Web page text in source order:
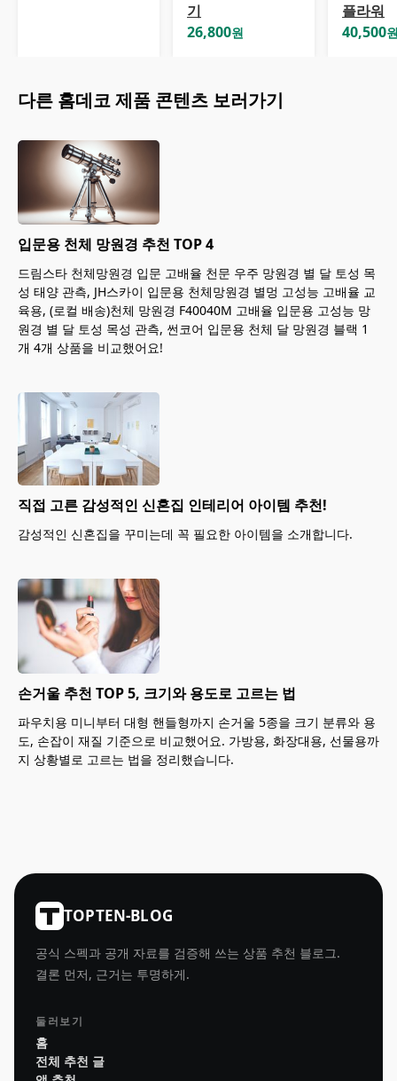
기
26,800원
플라워
40,500
다른 홈데코제품 콘텐츠 보러가기
입문용 천체 망원경 추천 TOP 4
드림스타 천체망원경 입문 고배율 천문 우주 망원경 별 달 토성 목
성 태양 관측, JH스카이 입문용 천체망원경 별멍 고성능 고배율 교
육용, (로컬 배송)천체 망원경 F40040M 고배율 입문용 고성능 망
원경 별 달 토성 목성 관측, 썬코어 입문용 천체 달 망원경 블랙 1
개 4개 상품을 비교했어요!
직접 고른 감성적인 신혼집 인테리어 아이템 추천!
감성적인 신혼집을 꾸미는데 꼭 필요한 아이템을 소개합니다.
손거울 추천 TOP 5, 크기와 용도로 고르는 법
파우치용 미니부터 대형 핸들형까지 손거울 5종을 크기 분류와 용
도, 손잡이 재질 기준으로 비교했어요. 가방용, 화장대용, 선물용까
지 상황별로 고르는 법을 정리했습니다.
TOPTEN-BLOG
공식 스펙과 공개 자료를 검증해 쓰는 상품 추천 블로그.
결론 먼저, 근거는 투명하게.
둘러보기
홈
전체 추천 글